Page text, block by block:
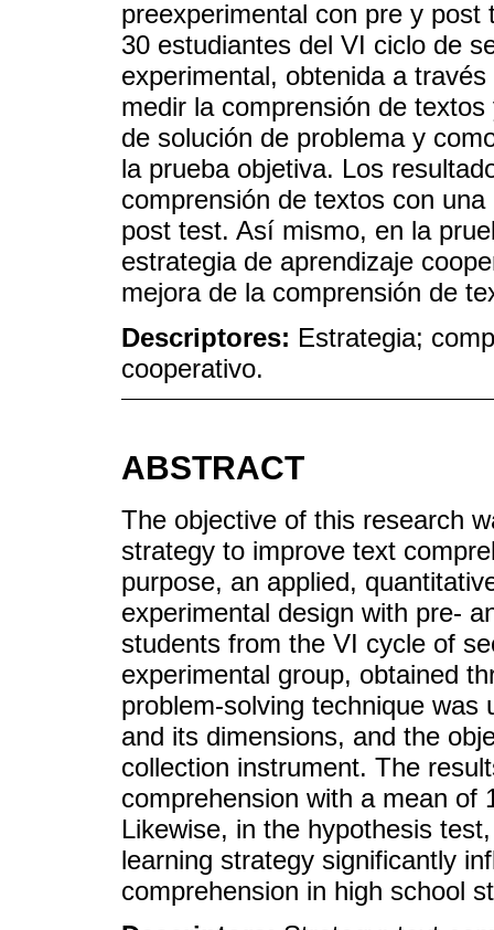
preexperimental con pre y
30 estudiantes del VI ciclo de
experimental, obtenida a
medir la comprensión de
de solución de problema y
la prueba objetiva. Los
comprensión de textos con
post test. Así mismo, en la
estrategia de aprendizaje
mejora de la comprensión de
Descriptores: Estrategia;
cooperativo.
ABSTRACT
The objective of this research
strategy to improve text
purpose, an applied,
experimental design with pre-
students from the VI cycle of
experimental group, obtained
problem-solving technique
and its dimensions, and the
collection instrument. The
comprehension with a mean of
Likewise, in the hypothesis
learning strategy significantly
comprehension in high school